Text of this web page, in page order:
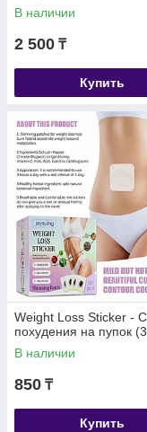
В наличии
2 500 ₸
Купить
Weight Loss Sticker -
похудения на пупок
В наличии
850 ₸
Купить